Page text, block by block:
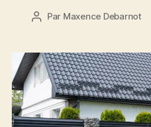
Auteur
Par Maxence Debarnot